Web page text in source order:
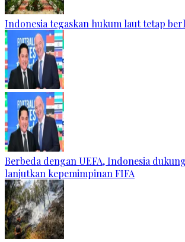
Indonesia tegaskan hukum laut tetap
Berbeda dengan UEFA, Indonesia
lanjutkan kepemimpinan FIFA